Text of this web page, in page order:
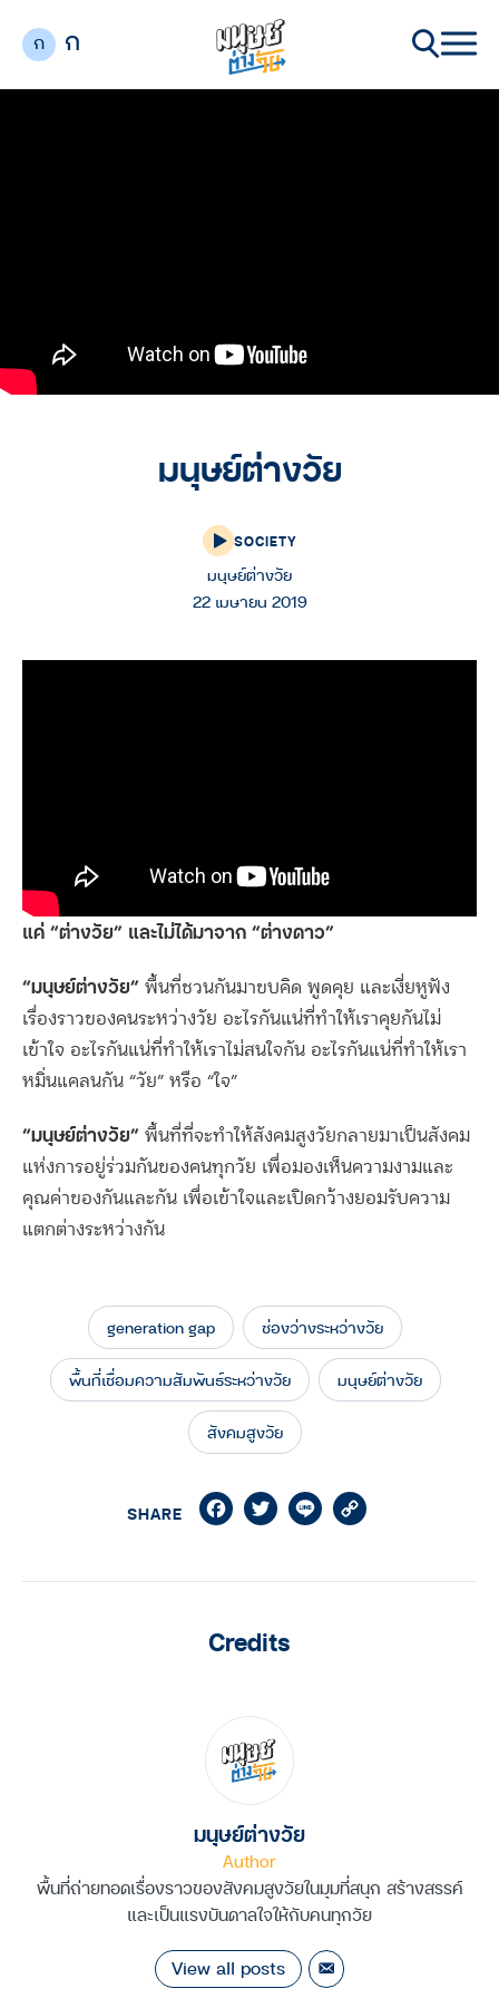
ก ก
มนุษย์ต่างวัย
SOCIETY
มนุษย์ต่างวัย
22 เมษายน 2019
แค่ “ต่างวัย” และไม่ได้มาจาก “ต่างดาว”
“มนุษย์ต่างวัย” พื้นที่ชวนกันมาขบคิด พูดคุย และเงี่ยหูฟัง
เรื่องราวของคนระหว่างวัย อะไรกันแน่ที่ทำให้เราคุยกันไม่
เข้าใจ อะไรกันแน่ที่ทำให้เราไม่สนใจกัน อะไรกันแน่ที่ทำให้เรา
หมิ่นแคลนกัน “วัย” หรือ “ใจ”
“มนุษย์ต่างวัย” พื้นที่ที่จะทำให้สังคมสูงวัยกลายมาเป็นสังคม
แห่งการอยู่ร่วมกันของคนทุกวัย เพื่อมองเห็นความงามและ
คุณค่าของกันและกัน เพื่อเข้าใจและเปิดกว้างยอมรับความ
แตกต่างระหว่างกัน
generation gap ช่องว่างระหว่างวัย
พื้นที่เชื่อมความสัมพันธ์ระหว่างวัย มนุษย์ต่างวัย
สังคมสูงวัย
SHARE FacebookTwitterLine
Credits
มนุษย์ต่างวัย
Author
พื้นที่ถ่ายทอดเรื่องราวของสังคมสูงวัยในมุมที่สนุก สร้างสรรค์
และเป็นแรงบันดาลใจให้กับคนทุกวัย
View all posts